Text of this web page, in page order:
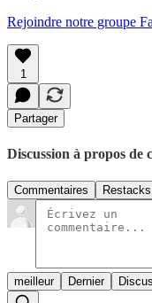
Rejoindre notre groupe
1
Partager
Discussion à propos de
Commentaires Restacks
meilleur Dernier